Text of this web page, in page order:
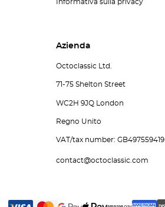
Informativa sulla privacy
Azienda
Octoclassic Ltd.
71-75 Shelton Street
WC2H 9JQ London
Regno Unito
VAT/tax number: GB497559419
contact@octoclassic.com